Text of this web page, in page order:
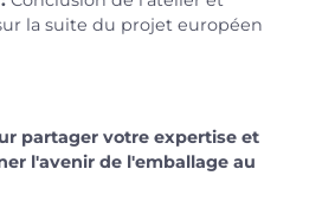
la suite du projet européen
partager votre expertise et
l'avenir de l'emballage au